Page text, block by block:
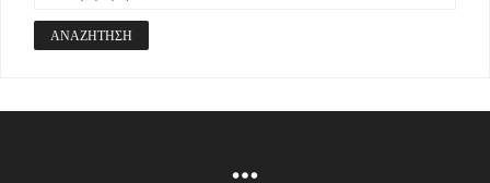
ΑΝΑΖΉΤΗΣΗ